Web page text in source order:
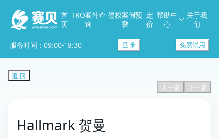
首
页
TRO案件查
询
侵权案例预
警
定
价
帮助中
心
关于我
们
服务时间：09:00-18:30 登 录 免费试用
返 回
上一篇
下一篇
Hallmark 贺曼